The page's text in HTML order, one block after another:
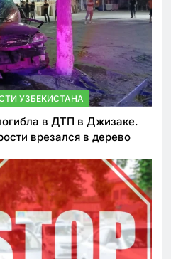
УЗБЕКИСТАНА
в ДТП в Джизаке.
врезался в дерево